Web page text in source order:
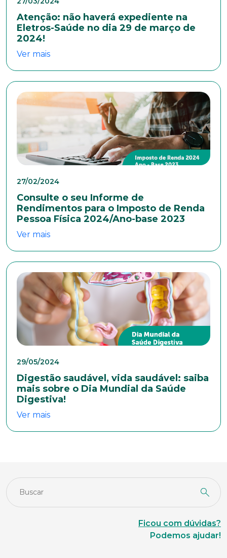
Atenção: não haverá expediente na
Eletros-Saúde no dia 29 de março de
2024!
Ver mais
27/02/2024
Consulte o seu Informe de
Rendimentos para o Imposto de Renda
Pessoa Física 2024/Ano-base 2023
Ver mais
29/05/2024
Digestão saudável, vida saudável: saiba
mais sobre o Dia Mundial da Saúde
Digestiva!
Ver mais
Ficou com dúvidas?
Podemos ajudar!
Bairro
Naturalidade
Idade
Escolaridade
Sexo
Masculino
Feminino Outros
Área de interesse
Anexar currículo*